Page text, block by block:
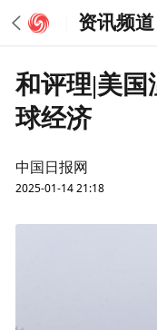
资讯频道
和评理|美国
球经济
中国日报网
2025-01-14 21:18